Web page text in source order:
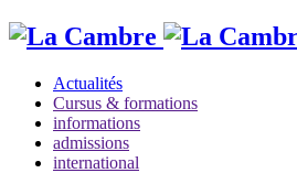
Actualités
Cursus & formations
informations
admissions
international